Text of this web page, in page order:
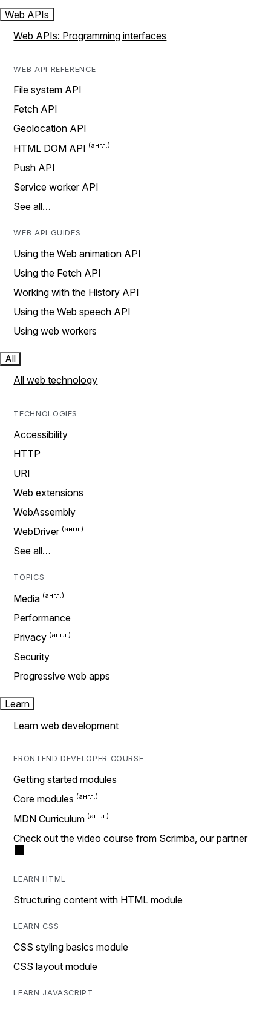
Web APIs
Web APIs: Programming interfaces
WEB API REFERENCE
File system API
Fetch API
Geolocation API
HTML DOM API
Push API
Service worker API
See all…
WEB API GUIDES
Using the Web animation API
Using the Fetch API
Working with the History API
Using the Web speech API
Using web workers
All
All web technology
TECHNOLOGIES
Accessibility
HTTP
URI
Web extensions
WebAssembly
WebDriver
See all…
TOPICS
Media
Performance
Privacy
Security
Progressive web apps
Learn
Learn web development
FRONTEND DEVELOPER COURSE
Getting started modules
Core modules
MDN Curriculum
Check out the video course from Scrimba, our partner
LEARN HTML
Structuring content with HTML module
LEARN CSS
CSS styling basics module
CSS layout module
LEARN JAVASCRIPT